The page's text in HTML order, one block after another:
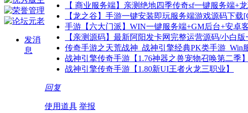
发消
息
【 商业服务端】亲测绝地四季传奇sf一键服务端+
【龙之谷】手游一键安装即玩服务端游戏源码下载
手游【六大门派】WIN一键服务端+GM后台+安卓
【亲测源码】最新阿阳发卡网完整运营源码/小白
传奇手游之天荒战神_战神引擎经典PK类手游_Win
战神引擎传奇手游【1.76神器之兽宠物召唤第二季】
战神引擎传奇手游【1.80新UI王者火龙三职业】
回复
使用道具 举报